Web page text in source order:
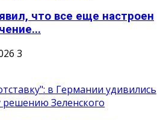
что все еще настроен
3